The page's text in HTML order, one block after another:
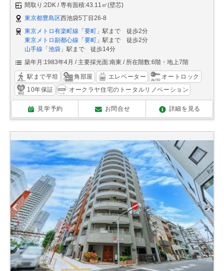
間取り:2DK
専有面積:43.11㎡(壁芯)
東京都豊島区西池袋5丁目26-8
東京メトロ有楽町線 「要町 」駅まで 徒歩2分
東京メトロ副都心線 「要町 」駅まで 徒歩2分
山手線 「池袋 」駅まで 徒歩14分
築年月:1983年4月
主要採光面:南東 所在階数:6階・地上7階
駅まで平坦 角部屋 エレベーター
オートロック
10年保証
オークラヤ住宅のトータルリノベーション
見学予約 お問合せ 詳細を見る